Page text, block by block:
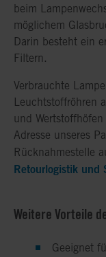
beim
möglichem
Darin besteht ein
Filtern.
Verbrauchte
Leuchtstoffröhren
und
Adresse unseres
Rücknahmestelle
Retourlogistik und
Weitere Vorteile
Geeignet